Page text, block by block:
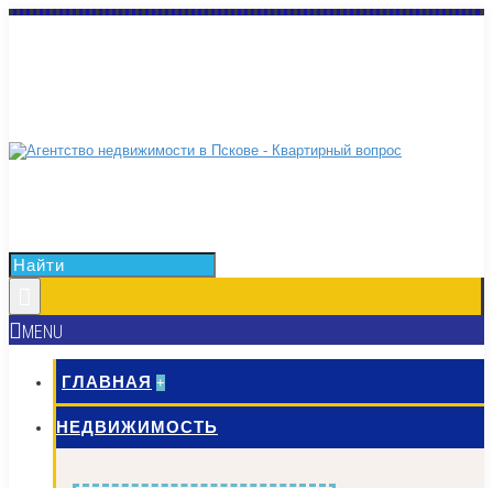
MENU
ГЛАВНАЯ +
НЕДВИЖИМОСТЬ